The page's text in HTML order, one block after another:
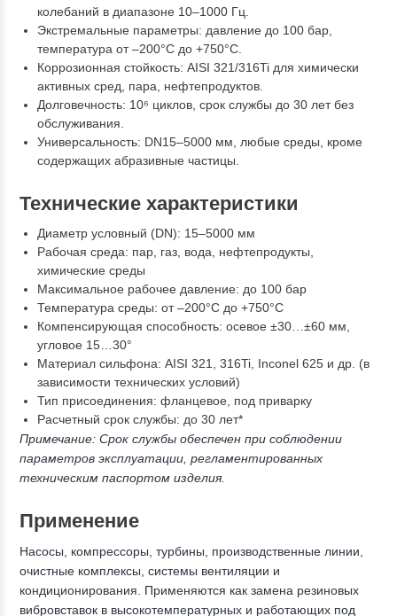
колебаний в диапазоне 10–1000 Гц.
Экстремальные параметры: давление до 100 бар,
температура от –200°C до +750°C.
Коррозионная стойкость: AISI 321/316Ti для химически
активных сред, пара, нефтепродуктов.
Долговечность: 10⁶ циклов, срок службы до 30 лет без
обслуживания.
Универсальность: DN15–5000 мм, любые среды, кроме
содержащих абразивные частицы.
Технические характеристики
Диаметр условный (DN): 15–5000 мм
Рабочая среда: пар, газ, вода, нефтепродукты,
химические среды
Максимальное рабочее давление: до 100 бар
Температура среды: от –200°C до +750°C
Компенсирующая способность: осевое ±30…±60 мм,
угловое 15…30°
Материал сильфона: AISI 321, 316Ti, Inconel 625 и др. (в
зависимости технических условий)
Тип присоединения: фланцевое, под приварку
Расчетный срок службы: до 30 лет*
Примечание: Срок службы обеспечен при соблюдении
параметров эксплуатации, регламентированных
техническим паспортом изделия.
Применение
Насосы, компрессоры, турбины, производственные линии,
очистные комплексы, системы вентиляции и
кондиционирования. Применяются как замена резиновых
вибровставок в высокотемпературных и работающих под